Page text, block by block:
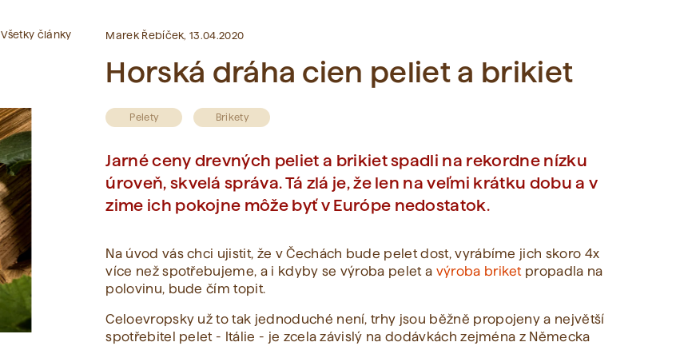
Slovník pojmov
Neboli nájdené žiadne pojmy.
Všetky články Marek Řebíček, 13.04.2020
Horská dráha cien peliet a brikiet
Pelety Brikety
Jarné ceny drevných peliet a brikiet spadli na rekordne nízku
úroveň, skvelá správa. Tá zlá je, že len na veľmi krátku dobu a v
zime ich pokojne môže byť v Európe nedostatok.
Na úvod vás chci ujistit, že v Čechách bude pelet dost, vyrábíme jich skoro 4x
více než spotřebujeme, a i kdyby se výroba pelet a výroba briket propadla na
polovinu, bude čím topit.
Celoevropsky už to tak jednoduché není, trhy jsou běžně propojeny a největší
spotřebitel pelet - Itálie - je zcela závislý na dodávkách zejména z Německa